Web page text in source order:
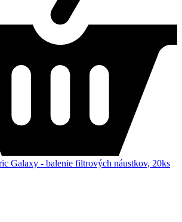
Galaxy - balenie filtrových náustkov, 20ks